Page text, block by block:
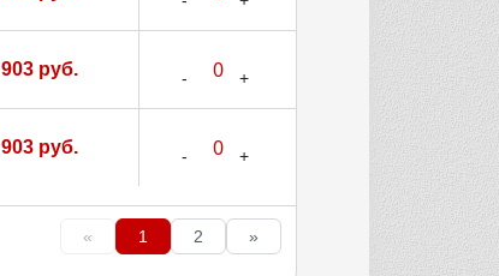
903 руб.
903 руб.
« 1 2 »